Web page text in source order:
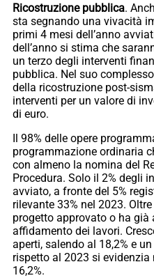
Ricostruzione pubblica.
sta segnando una vivacità
primi 4 mesi dell’anno
dell’anno si stima che
un terzo degli interventi
pubblica. Nel suo
della ricostruzione post-
interventi per un valore di
di euro.
Il 98% delle opere
programmazione ordinaria
con almeno la nomina del
Procedura. Solo il 2% degli
avviato, a fronte del 5%
rilevante 33% nel 2023.
progetto approvato o ha già
affidamento dei lavori.
aperti, salendo al 18,2% e
rispetto al 2023 si
16,2%.